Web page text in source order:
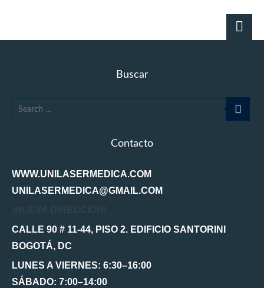
Buscar
Contacto
WWW.UNILASERMEDICA.COM
UNILASERMEDICA@GMAIL.COM
CALLE 90 # 11-44, PISO 2. EDIFICIO SANTORINI
BOGOTÁ, DC
LUNES A VIERNES: 6:30–16:00
SÁBADO: 7:00–14:00